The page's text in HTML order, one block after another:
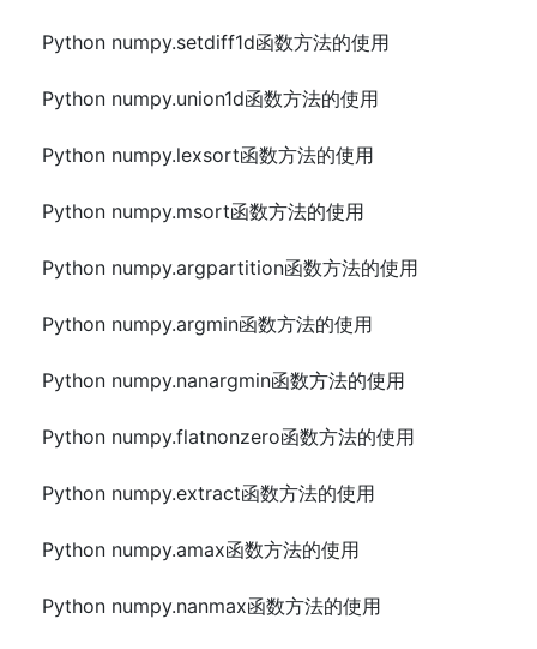
Python numpy.setdiff1d函数方法的使用
Python numpy.union1d函数方法的使用
Python numpy.lexsort函数方法的使用
Python numpy.msort函数方法的使用
Python numpy.argpartition函数方法的使用
Python numpy.argmin函数方法的使用
Python numpy.nanargmin函数方法的使用
Python numpy.flatnonzero函数方法的使用
Python numpy.extract函数方法的使用
Python numpy.amax函数方法的使用
Python numpy.nanmax函数方法的使用